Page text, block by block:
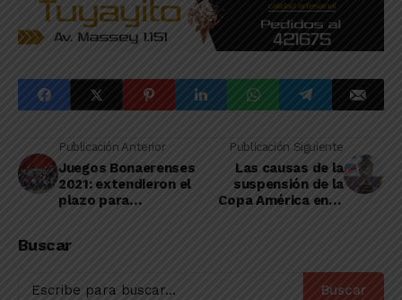
Publicación Anterior
Juegos Bonaerenses
2021: extendieron el
plazo para
Publicación Siguiente
Las causas de la
suspensión de la
Copa América en la
Buscar
Buscar